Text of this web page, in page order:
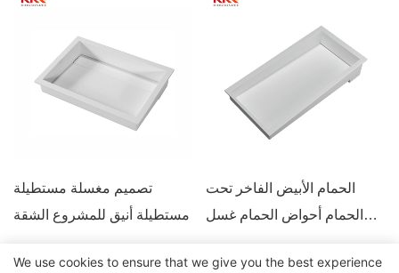
تصميم مغسلة مستطيلة
مستطيلة أنيق للمشروع الشقة
الحمام الأبيض الفاخر تحت
الحمام أحواض الحمام غسل
Counter
We use cookies to ensure that we give you the best experience